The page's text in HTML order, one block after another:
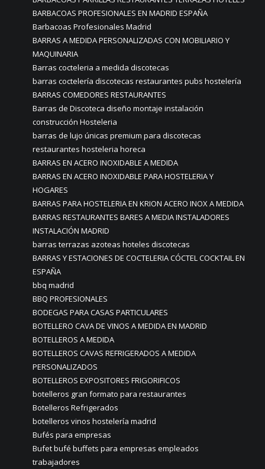
BARBACOAS PROFESIONALES EN MADRID ESPAÑA
Barbacoas Profesionales Madrid
BARRAS A MEDIDA PERSONALIZADAS CON MOBILIARIO Y
MAQUINARIA
Barras cocteleria a medida discotecas
barras coctelería discotecas restaurantes pubs hostelería
BARRAS COMEDORES RESTAURANTES
Barras de Discoteca diseño montaje instalación
construcción Hosteleria
barras de lujo únicas premium para discotecas
restaurantes hosteleria horeca
BARRAS EN ACERO INOXIDABLE A MEDIDA
BARRAS EN ACERO INOXIDABLE PARA HOSTELERIA Y
HOGARES
BARRAS PARA HOSTELERIA EN KRION ACERO INOX A MEDIDA
BARRAS RESTAURANTES BARES A MEDIA INSTALADORES
INSTALACIÓN MADRID
barras terrazas azoteas hoteles discotecas
BARRAS Y ESTACIONES DE COCTELERIA CÓCTEL COCKTAIL EN
ESPAÑA
bbq madrid
BBQ PROFESIONALES
BODEGAS PARA CASAS PARTICULARES
BOTELLERO CAVA DE VINOS A MEDIDA EN MADRID
BOTELLEROS A MEDIDA
BOTELLEROS CAVAS REFRIGERADOS A MEDIDA
PERSONALIZADOS
BOTELLEROS EXPOSITORES FRIGORIFICOS
botelleros gran formato para restaurantes
Botelleros Refrigerados
botelleros vinos hostelería madrid
Bufés para empresas
Bufet bufé buffets para empresas empleados
trabajadores